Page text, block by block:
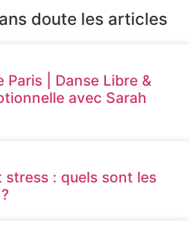
doute les articles
Paris | Danse Libre &
avec Sarah
stress : quels sont les